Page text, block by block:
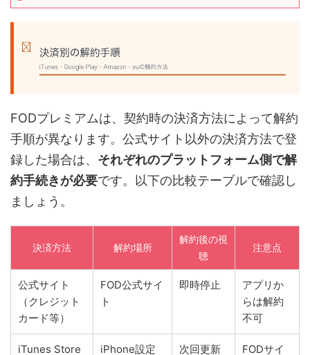
FODプレミアムは、契約時の決済方法によって解約
手順が異なります。公式サイト以外の決済方法で登
録した場合は、 それぞれのプラットフォーム側で解
約手続きが必要です。以下の比較テーブルで確認し
ましょう。
決済方法 解約場所
解約後の視
聴
注意点
公式サイト
（クレジット
カード等）
FOD公式サイ
ト
即時停止
アプリか
らは解約
不可
iTunes Store iPhone設定 次回更新 FODサイ